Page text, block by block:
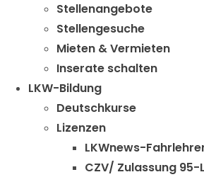
Stellenangebote
Stellengesuche
Mieten & Vermieten
Inserate schalten
LKW-Bildung
Deutschkurse
Lizenzen
LKWnews-
CZV/ Zulassung 95-